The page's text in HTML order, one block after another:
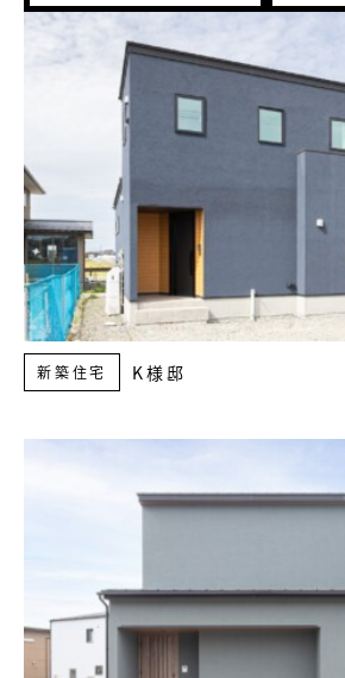
新築住宅 K様邸